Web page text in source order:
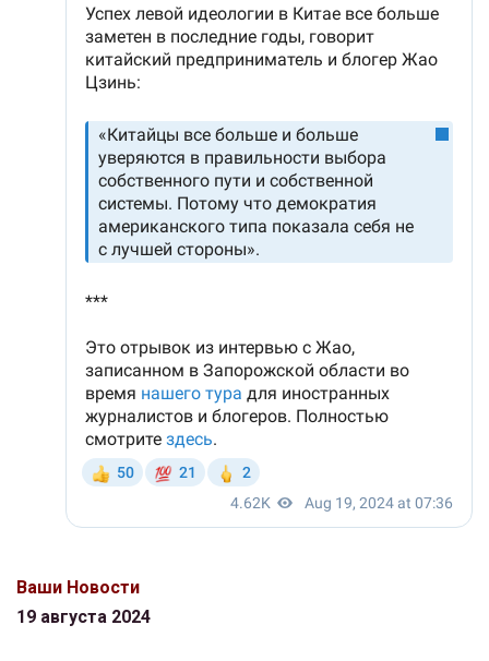
Ваши Новости
19 августа 2024